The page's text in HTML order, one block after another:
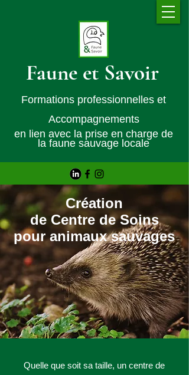
Faune et Savoir
Formations professionnelles et
Accompagnements
en lien avec la prise en charge de
la faune sauvage locale
Création
de Centre de Soins
pour animaux sauvages
Quelle que soit sa taille, un centre de